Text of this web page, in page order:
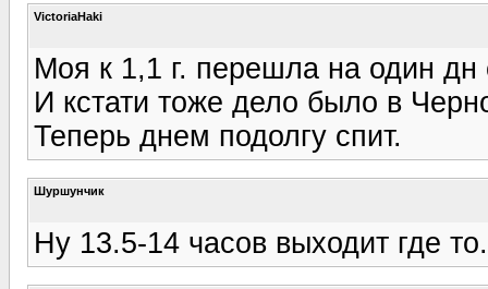
VictoriaHaki
Моя к 1,1 г. перешла на один
И кстати тоже дело было в
Теперь днем подолгу спит.
Шуршунчик
Ну 13.5-14 часов выходит где